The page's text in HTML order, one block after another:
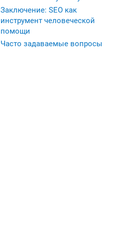
Заключение: SEO как
инструмент человеческой
помощи
Часто задаваемые вопросы